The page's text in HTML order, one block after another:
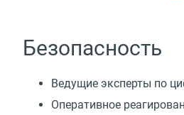
Безопасность
Ведущие эксперты по
Оперативное